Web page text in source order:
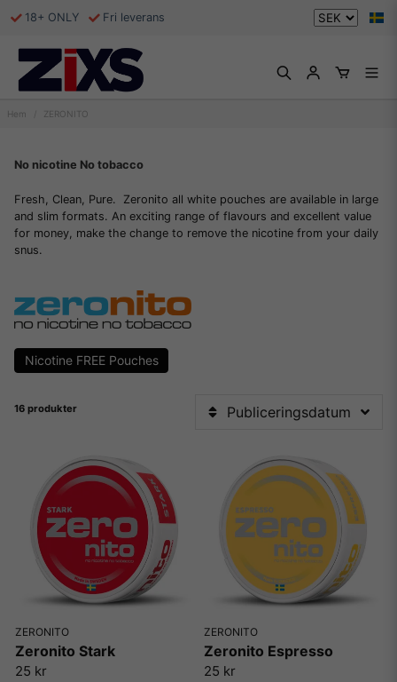
18+ ONLY Fri leverans
Hem ZERONITO
No nicotine No tobacco
Fresh, Clean, Pure. Zeronito all white pouches are available in large
and slim formats. An exciting range of flavours and excellent value
for money, make the change to remove the nicotine from your daily
snus.
Nicotine FREE Pouches
16 produkter Publiceringsdatum
ZERONITO
Zeronito Stark
25 kr
ZERONITO
Zeronito Espresso
25 kr